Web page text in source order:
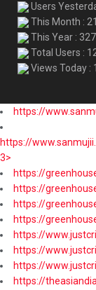
Users
This Month :
This Year :
Total Users :
Views Today :
https://
https://
3>
https://
https://
https://
https://
https://
https://
https://
https://